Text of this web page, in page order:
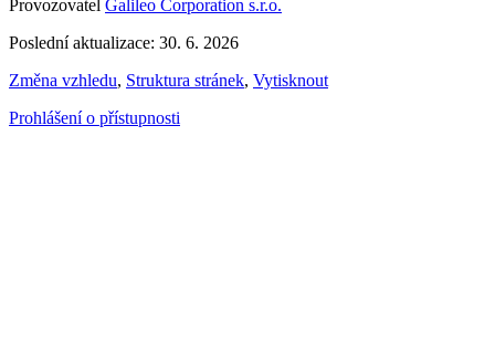
Provozovatel Galileo Corporation s.r.o.
Poslední aktualizace: 30. 6. 2026
Změna vzhledu, Struktura stránek, Vytisknout
Prohlášení o přístupnosti